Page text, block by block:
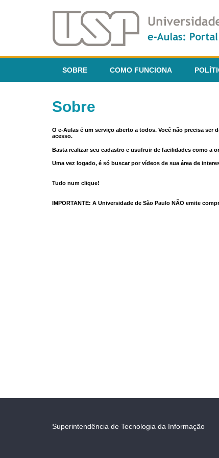
SOBRE COMO FUNCIONA
Sobre
O e-Aulas é um serviço aberto a todos. Você não precisa
acesso.
Basta realizar seu cadastro e usufruir de facilidades como a
Uma vez logado, é só buscar por vídeos de sua área de
Tudo num clique!
IMPORTANTE: A Universidade de São Paulo NÃO emite
Superintendência de Tecnologia da Informação